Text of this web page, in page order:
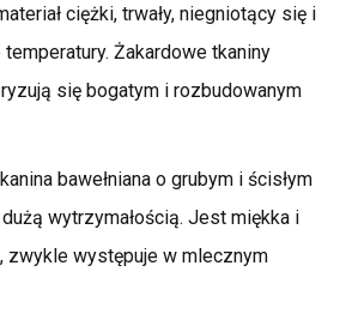
ciężki, trwały, niegniotący się i
Żakardowe tkaniny
się bogatym i rozbudowanym
bawełniana o grubym i ścisłym
wytrzymałością. Jest miękka i
zwykle występuje w mlecznym